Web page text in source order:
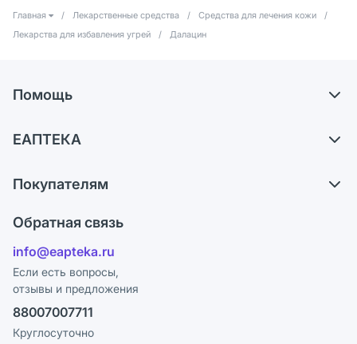
Главная / Лекарственные средства / Средства для лечения кожи
/
Лекарства для избавления угрей
/ Далацин
Помощь
Обмен и возврат
Блог
ЕАПТЕКА
Карьера
Поставщики
Лицензия
Реклама на сайте
Ваши товары на ЕАПТЕКЕ
Покупателям
Программа СберСпасибо
Политика конфиденциальности
Пользовательское соглашение
Обратная связь
info@eapteka.ru
Если есть вопросы,
отзывы и предложения
88007007711
Круглосуточно